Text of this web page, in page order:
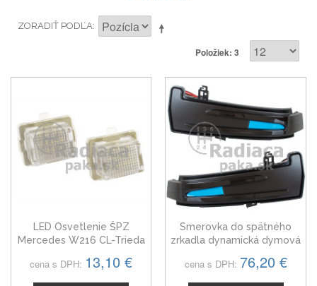
ZORADIŤ PODĽA
Položiek: 3
LED Osvetlenie ŠPZ
Mercedes W216 CL-Trieda
cena s DPH: 13,10 €
Smerovka do spätného
zrkadla dynamická dymová
CL-Trieda 08-14
cena s DPH: 76,20 €